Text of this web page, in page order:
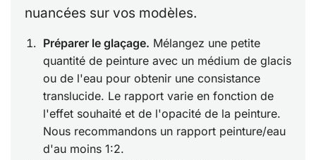
nuancées sur vos modèles.
Préparer le glaçage. Mélangez une petite
quantité de peinture avec un médium de glacis
ou de l'eau pour obtenir une consistance
translucide. Le rapport varie en fonction de
l'effet souhaité et de l'opacité de la peinture.
Nous recommandons un rapport peinture/eau
d'au moins 1:2.